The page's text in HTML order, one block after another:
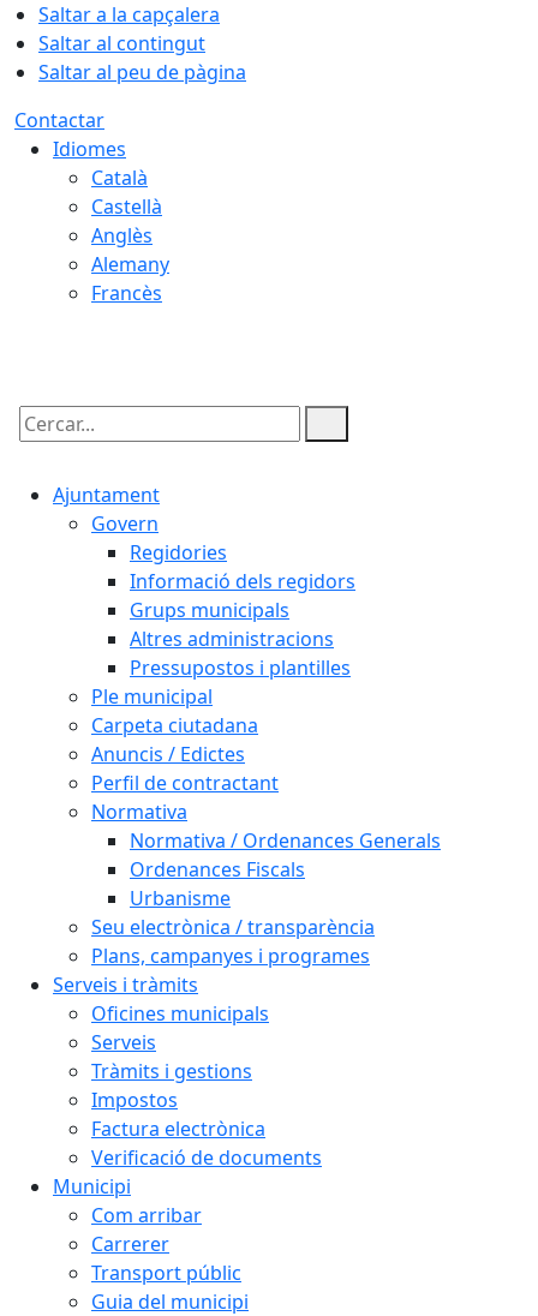
Saltar a la capçalera
Saltar al contingut
Saltar al peu de pàgina
Contactar
Idiomes
Català
Castellà
Anglès
Alemany
Francès
Cercar:
Ajuntament
Govern
Regidories
Informació dels regidors
Grups municipals
Altres administracions
Pressupostos i plantilles
Ple municipal
Carpeta ciutadana
Anuncis / Edictes
Perfil de contractant
Normativa
Normativa / Ordenances Generals
Ordenances Fiscals
Urbanisme
Seu electrònica / transparència
Plans, campanyes i programes
Serveis i tràmits
Oficines municipals
Serveis
Tràmits i gestions
Impostos
Factura electrònica
Verificació de documents
Municipi
Com arribar
Carrerer
Transport públic
Guia del municipi